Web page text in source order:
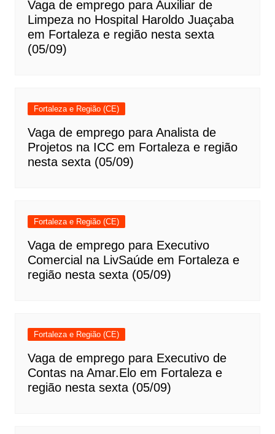
Vaga de emprego para Auxiliar de
Limpeza no Hospital Haroldo Juaçaba
em Fortaleza e região nesta sexta
(05/09)
Fortaleza e Região (CE)
Vaga de emprego para Analista de
Projetos na ICC em Fortaleza e região
nesta sexta (05/09)
Fortaleza e Região (CE)
Vaga de emprego para Executivo
Comercial na LivSaúde em Fortaleza e
região nesta sexta (05/09)
Fortaleza e Região (CE)
Vaga de emprego para Executivo de
Contas na Amar.Elo em Fortaleza e
região nesta sexta (05/09)